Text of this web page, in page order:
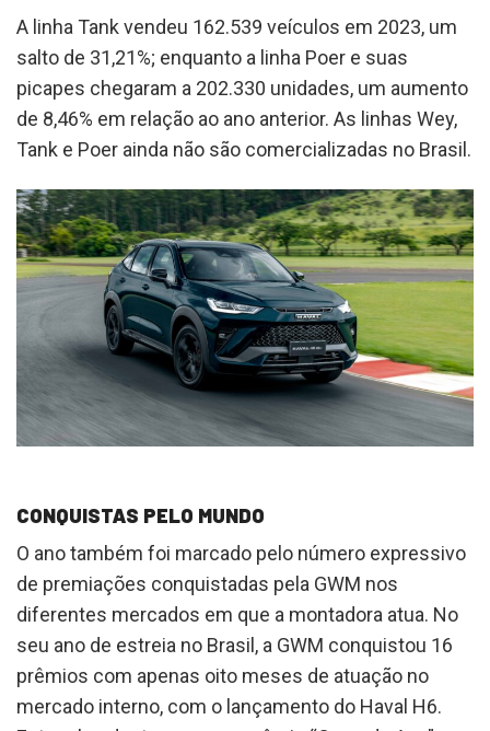
A linha Tank vendeu 162.539 veículos em 2023, um
salto de 31,21%; enquanto a linha Poer e suas
picapes chegaram a 202.330 unidades, um aumento
de 8,46% em relação ao ano anterior. As linhas Wey,
Tank e Poer ainda não são comercializadas no Brasil.
CONQUISTAS PELO MUNDO
O ano também foi marcado pelo número expressivo
de premiações conquistadas pela GWM nos
diferentes mercados em que a montadora atua. No
seu ano de estreia no Brasil, a GWM conquistou 16
prêmios com apenas oito meses de atuação no
mercado interno, com o lançamento do Haval H6.